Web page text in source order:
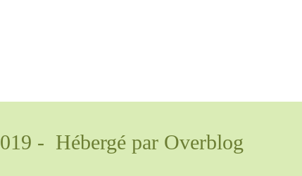
- Hébergé par Overblog